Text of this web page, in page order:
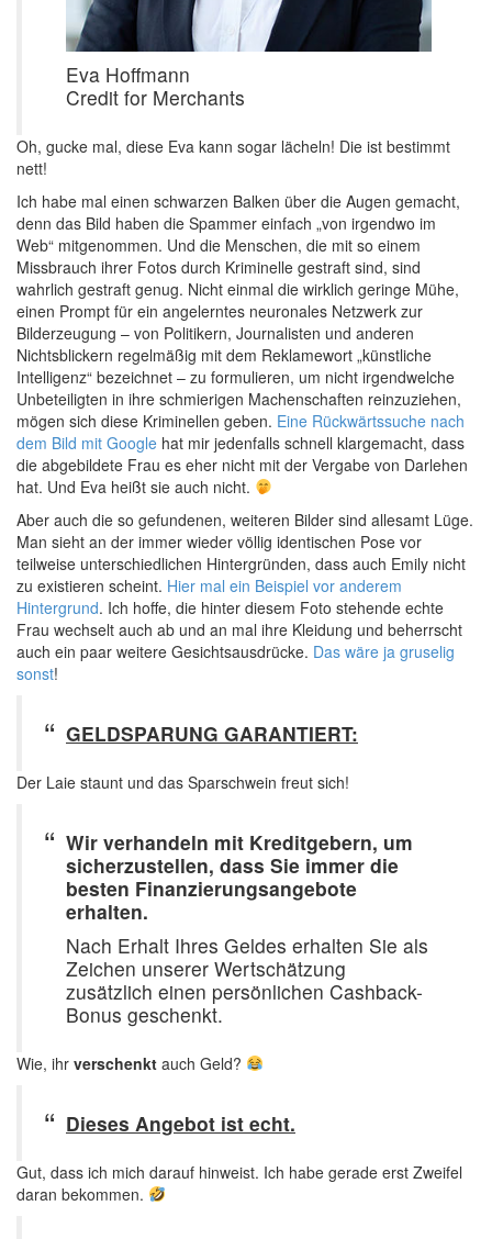
Eva Hoffmann
Credit for Merchants
Oh, gucke mal, diese Eva kann sogar lächeln! Die ist bestimmt
nett!
Ich habe mal einen schwarzen Balken über die Augen gemacht,
denn das Bild haben die Spammer einfach „von irgendwo im
Web“ mitgenommen. Und die Menschen, die mit so einem
Missbrauch ihrer Fotos durch Kriminelle gestraft sind, sind
wahrlich gestraft genug. Nicht einmal die wirklich geringe Mühe,
einen Prompt für ein angelerntes neuronales Netzwerk zur
Bilderzeugung – von Politikern, Journalisten und anderen
Nichtsblickern regelmäßig mit dem Reklamewort „künstliche
Intelligenz“ bezeichnet – zu formulieren, um nicht irgendwelche
Unbeteiligten in ihre schmierigen Machenschaften reinzuziehen,
mögen sich diese Kriminellen geben. Eine Rückwärtssuche nach
dem Bild mit Google hat mir jedenfalls schnell klargemacht, dass
die abgebildete Frau es eher nicht mit der Vergabe von Darlehen
hat. Und Eva heißt sie auch nicht.
Aber auch die so gefundenen, weiteren Bilder sind allesamt Lüge.
Man sieht an der immer wieder völlig identischen Pose vor
teilweise unterschiedlichen Hintergründen, dass auch Emily nicht
zu existieren scheint. Hier mal ein Beispiel vor anderem
Hintergrund. Ich hoffe, die hinter diesem Foto stehende echte
Frau wechselt auch ab und an mal ihre Kleidung und beherrscht
auch ein paar weitere Gesichtsausdrücke. Das wäre ja gruselig
sonst!
GELDSPARUNG GARANTIERT:
Der Laie staunt und das Sparschwein freut sich!
Wir verhandeln mit Kreditgebern, um
sicherzustellen, dass Sie immer die
besten Finanzierungsangebote
erhalten.
Nach Erhalt Ihres Geldes erhalten Sie als
Zeichen unserer Wertschätzung
zusätzlich einen persönlichen Cashback-
Bonus geschenkt.
Wie, ihr verschenkt auch Geld?
Dieses Angebot ist echt.
Gut, dass ich mich darauf hinweist. Ich habe gerade erst Zweifel
daran bekommen.